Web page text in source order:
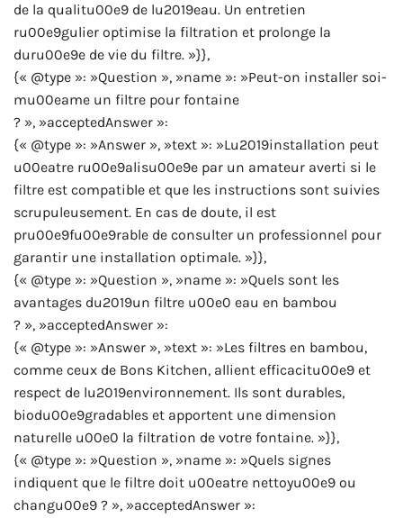
de la qualitu00e9 de lu2019eau. Un entretien
ru00e9gulier optimise la filtration et prolonge la
duru00e9e de vie du filtre. »}},
{« @type »: »Question », »name »: »Peut-on installer soi-
mu00eame un filtre pour fontaine
? », »acceptedAnswer »:
{« @type »: »Answer », »text »: »Lu2019installation peut
u00eatre ru00e9alisu00e9e par un amateur averti si le
filtre est compatible et que les instructions sont suivies
scrupuleusement. En cas de doute, il est
pru00e9fu00e9rable de consulter un professionnel pour
garantir une installation optimale. »}},
{« @type »: »Question », »name »: »Quels sont les
avantages du2019un filtre u00e0 eau en bambou
? », »acceptedAnswer »:
{« @type »: »Answer », »text »: »Les filtres en bambou,
comme ceux de Bons Kitchen, allient efficacitu00e9 et
respect de lu2019environnement. Ils sont durables,
biodu00e9gradables et apportent une dimension
naturelle u00e0 la filtration de votre fontaine. »}},
{« @type »: »Question », »name »: »Quels signes
indiquent que le filtre doit u00eatre nettoyu00e9 ou
changu00e9 ? », »acceptedAnswer »: